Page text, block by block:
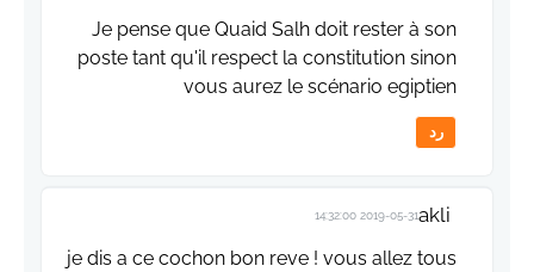
Je pense que Quaid Salh doit rester à son
poste tant qu'il respect la constitution sinon
vous aurez le scénario egiptien
رد
akli
2019-05-31 14:32:00
je dis a ce cochon bon reve ! vous allez tous